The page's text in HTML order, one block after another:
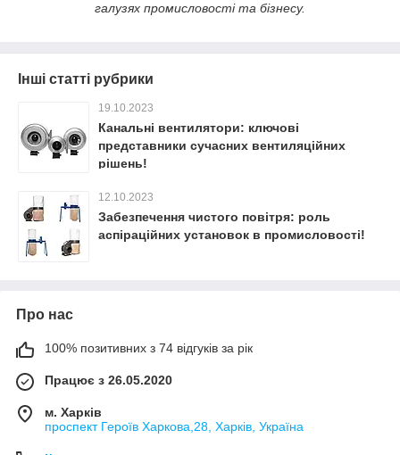
галузях промисловості та бізнесу.
Інші статті рубрики
19.10.2023
Канальні вентилятори: ключові
представники сучасних вентиляційних
рішень!
12.10.2023
Забезпечення чистого повітря: роль
аспіраційних установок в промисловості!
Про нас
100% позитивних з 74 відгуків за рік
Працює з 26.05.2020
м. Харків
проспект Героїв Харкова,28, Харків, Україна